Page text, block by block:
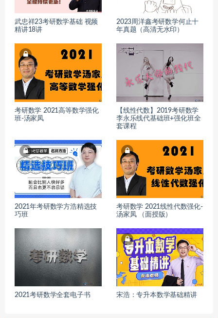
武忠祥23考研数学基础 视频
精讲18讲
2023周洋鑫考研数学何止十
年真题（高清无水印）
考研数学 2021高等数学强化
班-汤家凤
【线性代数】2019考研数学
李永乐线代基础班+强化班全
套课程
2021年考研数学方浩精选技
巧班
考研数学 2021线性代数强化-
汤家凤 （面授版）
2021考研数学全套电子书 宋浩：专升本数学基础精讲